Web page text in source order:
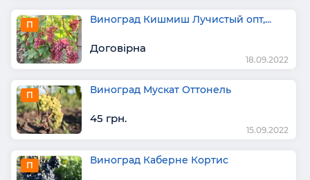
П Виноград Кишмиш Лучистый опт,...
Договірна
18.09.2022
П Виноград Мускат Оттонель
45 грн.
15.09.2022
П Виноград Каберне Кортис